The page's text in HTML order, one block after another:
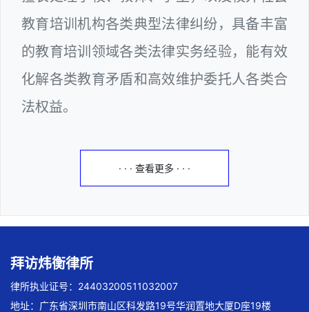
教育培训机构各类典型法律纠纷，具备丰富
的教育培训领域各类法律实务经验，能有效
化解各类教育矛盾和高效维护委托人各类合
法权益。
· · · 查看更多 · · ·
拜访炜衡律所
律所执业证号：24403200511032007
地址：广东省深圳市南山区科发路19号华润置地大厦D座19楼